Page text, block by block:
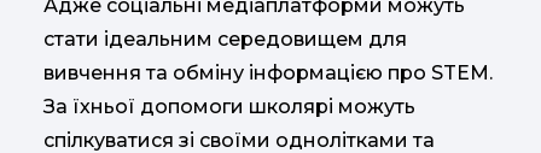
Адже соціальні медіаплатформи можуть
стати ідеальним середовищем для
вивчення та обміну інформацією про STEM.
За їхньої допомоги школярі можуть
спілкуватися зі своїми однолітками та